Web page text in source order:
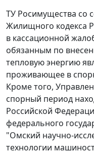
ТУ Росимущества со
Жилищного кодекса
в кассационной
обязанным по
тепловую энергию
проживающее в
Кроме того,
спорный период
Российской
федерального
"Омский научно-
технологии